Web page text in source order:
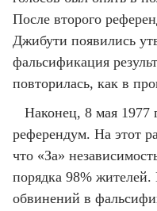
После второго
Джибути появились
фальсификация
повторилась, как в
Наконец, 8 мая 1977
референдум. На этот
что «За»
порядка 98% жителей.
обвинений в